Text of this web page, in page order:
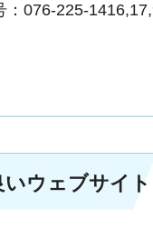
：076-225-
いウェブサイ